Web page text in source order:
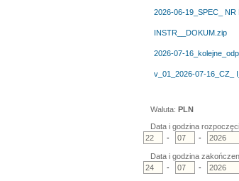
2026-06-19_SPEC_ NR
INSTR__DOKUM.zip
2026-07-
v_01_2026-07-16_CZ_
Waluta: PLN
Data i godzina
-
-
Data i godzina
-
-